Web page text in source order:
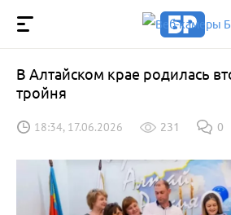
В Алтайском крае родилась
тройня
18:34, 17.06.2026 231 0